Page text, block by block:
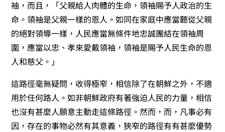
袖，而且，「父親給人肉體的生命，領袖賜予人政治的生
命。領袖是父親一樣的恩人。如同在家庭中應當聽從父親
的絕對領導一樣，人民應當無條件地忠誠團結在領袖周
圍，應當以忠、孝來愛戴領袖，領袖是賜予人民生命的恩
人和慈父。」
這路徑毫無疑問，收得極窄，相信除了在朝鮮之外，不適
用於任何路人。如非朝鮮政府有著強迫人民的力量，相信
也沒有甚麼人願意主動走這條路徑。然而，而，凡事必有
因，存在的事物必然有其意義，狹窄的路徑有有甚麼優勢